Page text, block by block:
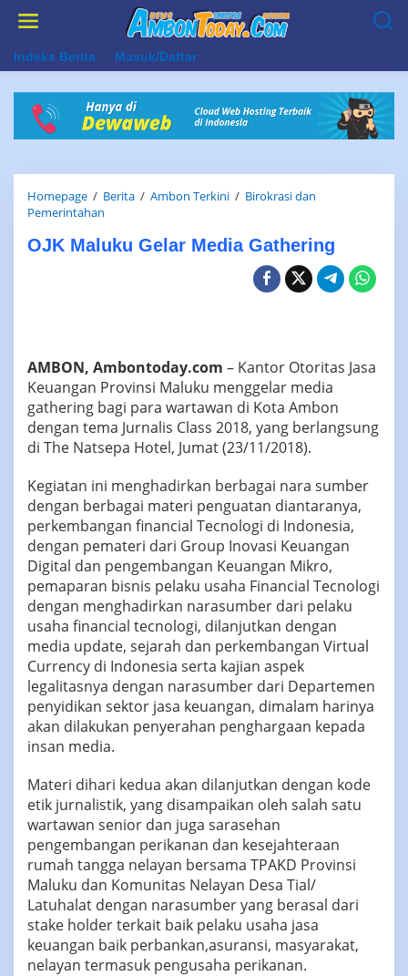
Indeks Berita Masuk/Daftar
Homepage / Berita / Ambon Terkini / Birokrasi dan
Pemerintahan
Gelar
OJK Maluku Gelar Media Gathering
AMBON, Ambontoday.com – Kantor Otoritas Jasa
Keuangan Provinsi Maluku menggelar media
gathering bagi para wartawan di Kota Ambon
dengan tema Jurnalis Class 2018, yang berlangsung
di The Natsepa Hotel, Jumat (23/11/2018).
Kegiatan ini menghadirkan berbagai nara sumber
dengan berbagai materi penguatan diantaranya,
perkembangan financial Tecnologi di Indonesia,
dengan pemateri dari Group Inovasi Keuangan
Digital dan pengembangan Keuangan Mikro,
pemaparan bisnis pelaku usaha Financial Tecnologi
dengan menghadirkan narasumber dari pelaku
usaha financial tecnologi, dilanjutkan dengan
media update, sejarah dan perkembangan Virtual
Currency di Indonesia serta kajian aspek
legalitasnya dengan narasumber dari Departemen
penyidikan sektor jasa keuangan, dimalam harinya
akan dilakukan penyerahan penghargaan kepada
insan media.
Materi dihari kedua akan dilanjutkan dengan kode
etik jurnalistik, yang disampaikan oleh salah satu
wartawan senior dan juga sarasehan
pengembangan perikanan dan kesejahteraan
rumah tangga nelayan bersama TPAKD Provinsi
Maluku dan Komunitas Nelayan Desa Tial/
Latuhalat dengan narasumber yang berasal dari
stake holder terkait baik pelaku usaha jasa
keuangan baik perbankan,asuransi, masyarakat,
nelayan termasuk pengusaha perikanan.